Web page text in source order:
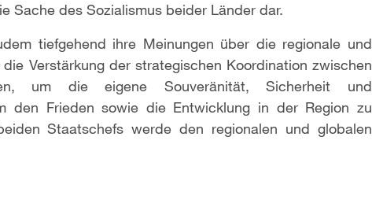
Sache des Sozialismus beider Länder dar.
tiefgehend ihre Meinungen über die regionale und
Verstärkung der strategischen Koordination zwischen
um die eigene Souveränität, Sicherheit und
den Frieden sowie die Entwicklung in der Region zu
Staatschefs werde den regionalen und globalen